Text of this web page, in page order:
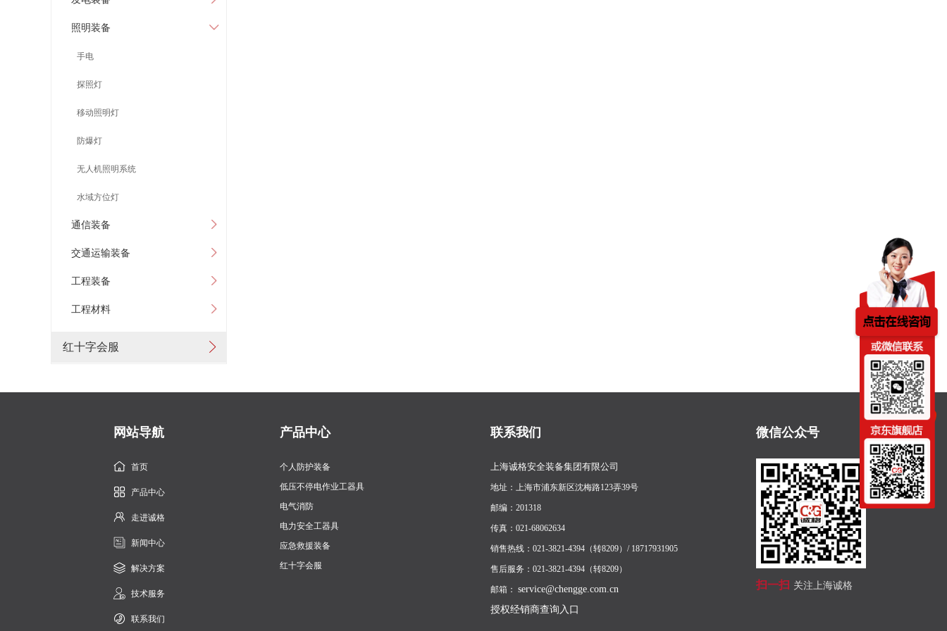
照明装备
手电
探照灯
移动照明灯
防爆灯
无人机照明系统
水域方位灯
通信装备
交通运输装备
工程装备
工程材料
红十字会服
网站导航
首页
产品中心
走进诚格
新闻中心
解决方案
技术服务
联系我们
产品中心
个人防护装备
低压不停电作业工器具
电气消防
电力安全工器具
应急救援装备
红十字会服
联系我们
上海诚格安全装备集团有限公司
地址：上海市浦东新区沈梅路123弄39号
邮编：201318
传真：021-68062634
销售热线：021-3821-4394（转8209）/ 18717931905
售后服务：021-3821-4394（转8209）
邮箱： service@chengge.com.cn
授权经销商查询入口
微信公众号
扫一扫 关注上海诚格